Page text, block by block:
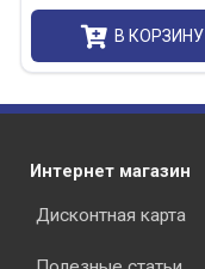
В КОРЗИНУ
Интернет магазин
Дисконтная карта